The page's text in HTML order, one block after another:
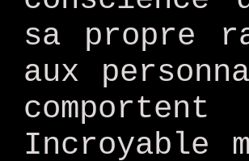
sa propre
aux
Incroyable